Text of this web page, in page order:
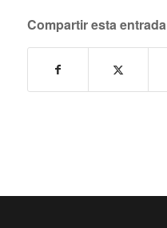
Compartir esta entrada